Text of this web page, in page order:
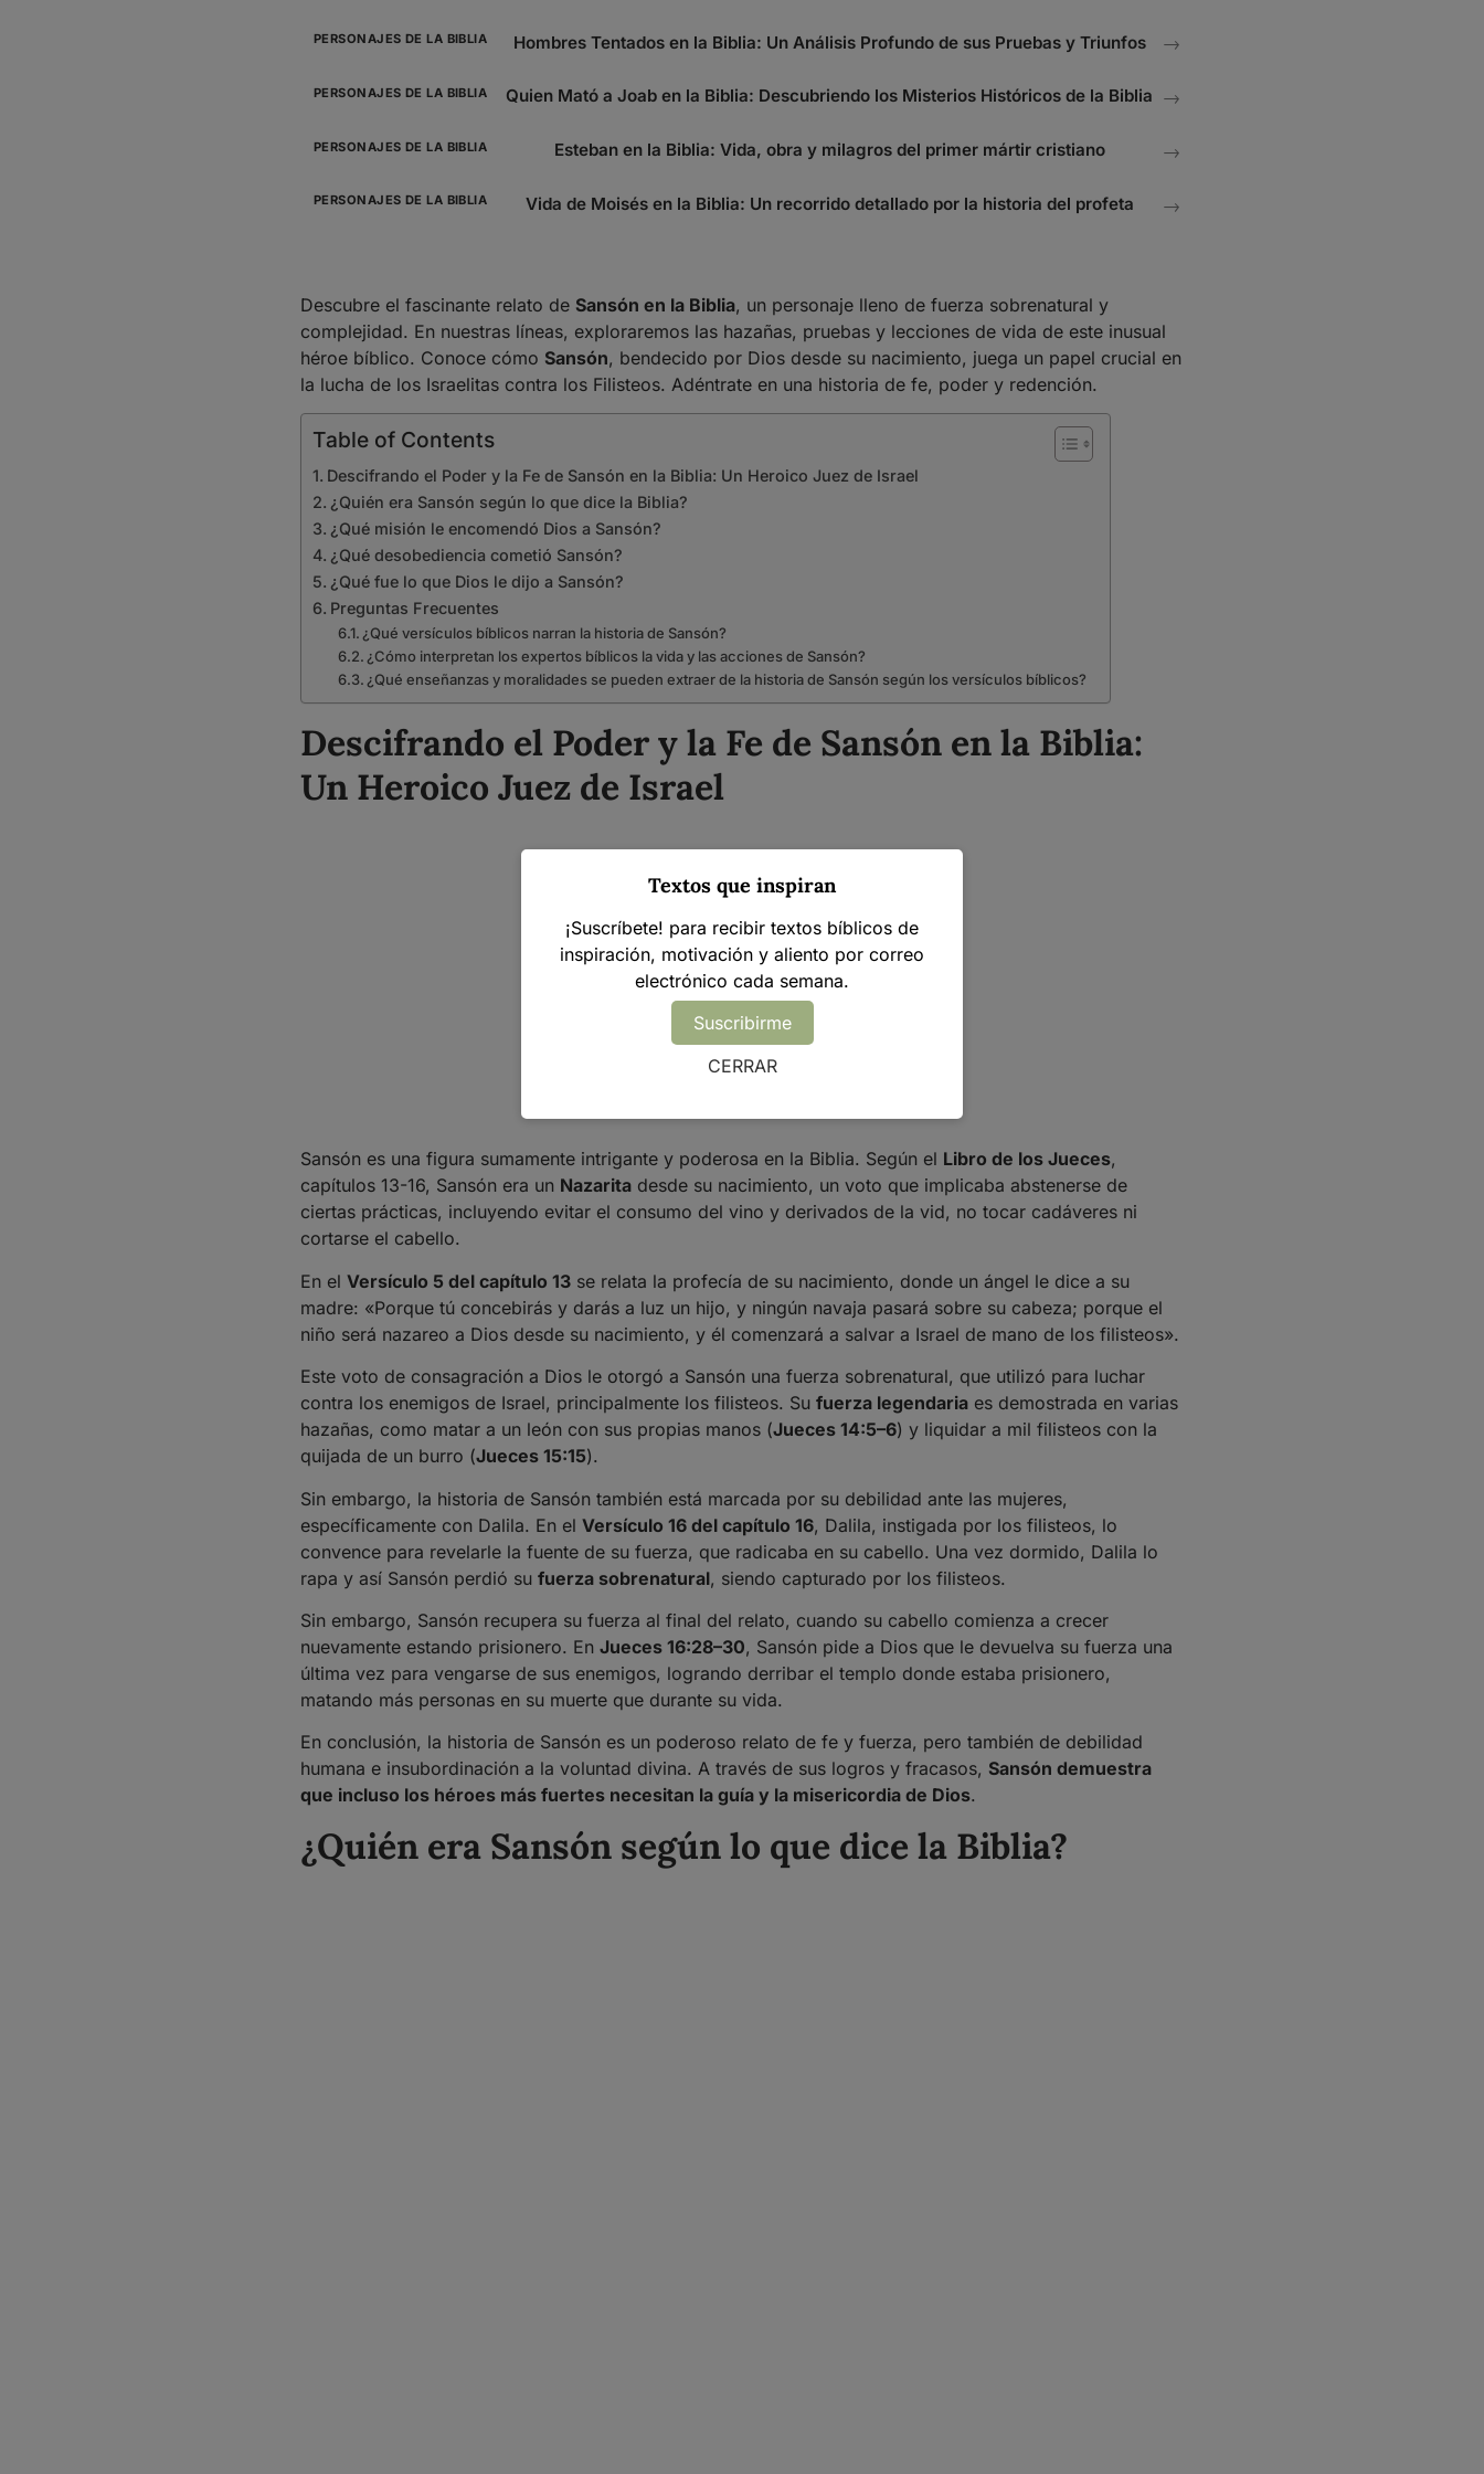
PERSONAJES DE LA BIBLIA Hombres Tentados en la Biblia: Un Análisis Profundo de sus Pruebas y Triunfos →
PERSONAJES DE LA BIBLIA Quien Mató a Joab en la Biblia: Descubriendo los Misterios Históricos de la Biblia →
PERSONAJES DE LA BIBLIA Esteban en la Biblia: Vida, obra y milagros del primer mártir cristiano →
PERSONAJES DE LA BIBLIA Vida de Moisés en la Biblia: Un recorrido detallado por la historia del profeta →
Descubre el fascinante relato de Sansón en la Biblia, un personaje lleno de fuerza sobrenatural y
complejidad. En nuestras líneas, exploraremos las hazañas, pruebas y lecciones de vida de este inusual
héroe bíblico. Conoce cómo Sansón, bendecido por Dios desde su nacimiento, juega un papel crucial en
la lucha de los Israelitas contra los Filisteos. Adéntrate en una historia de fe, poder y redención.
Table of Contents
Descifrando el Poder y la Fe de Sansón en la Biblia: Un Heroico Juez de Israel
¿Quién era Sansón según lo que dice la Biblia?
¿Qué misión le encomendó Dios a Sansón?
¿Qué desobediencia cometió Sansón?
¿Qué fue lo que Dios le dijo a Sansón?
Preguntas Frecuentes
¿Qué versículos bíblicos narran la historia de Sansón?
¿Cómo interpretan los expertos bíblicos la vida y las acciones de Sansón?
¿Qué enseñanzas y moralidades se pueden extraer de la historia de Sansón según los versículos bíblicos?
Descifrando el Poder y la Fe de Sansón en la Biblia:
Un Heroico Juez de Israel
Sansón es una figura sumamente intrigante y poderosa en la Biblia. Según el Libro de los Jueces,
capítulos 13-16, Sansón era un Nazarita desde su nacimiento, un voto que implicaba abstenerse de
ciertas prácticas, incluyendo evitar el consumo del vino y derivados de la vid, no tocar cadáveres ni
cortarse el cabello.
En el Versículo 5 del capítulo 13 se relata la profecía de su nacimiento, donde un ángel le dice a su
madre: «Porque tú concebirás y darás a luz un hijo, y ningún navaja pasará sobre su cabeza; porque el
niño será nazareo a Dios desde su nacimiento, y él comenzará a salvar a Israel de mano de los filisteos».
Este voto de consagración a Dios le otorgó a Sansón una fuerza sobrenatural, que utilizó para luchar
contra los enemigos de Israel, principalmente los filisteos. Su fuerza legendaria es demostrada en varias
hazañas, como matar a un león con sus propias manos (Jueces 14:5–6) y liquidar a mil filisteos con la
quijada de un burro (Jueces 15:15).
Sin embargo, la historia de Sansón también está marcada por su debilidad ante las mujeres,
específicamente con Dalila. En el Versículo 16 del capítulo 16, Dalila, instigada por los filisteos, lo
convence para revelarle la fuente de su fuerza, que radicaba en su cabello. Una vez dormido, Dalila lo
rapa y así Sansón perdió su fuerza sobrenatural, siendo capturado por los filisteos.
Sin embargo, Sansón recupera su fuerza al final del relato, cuando su cabello comienza a crecer
nuevamente estando prisionero. En Jueces 16:28–30, Sansón pide a Dios que le devuelva su fuerza una
última vez para vengarse de sus enemigos, logrando derribar el templo donde estaba prisionero,
matando más personas en su muerte que durante su vida.
En conclusión, la historia de Sansón es un poderoso relato de fe y fuerza, pero también de debilidad
humana e insubordinación a la voluntad divina. A través de sus logros y fracasos, Sansón demuestra
que incluso los héroes más fuertes necesitan la guía y la misericordia de Dios.
¿Quién era Sansón según lo que dice la Biblia?
Textos que inspiran
¡Suscríbete! para recibir textos bíblicos de
inspiración, motivación y aliento por correo
electrónico cada semana.
Suscribirme
CERRAR